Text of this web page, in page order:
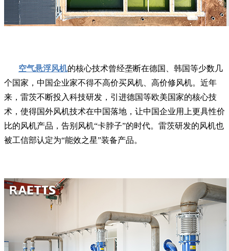
空气悬浮风机的核心技术曾经垄断在德国、韩国等少数几
个国家，中国企业家不得不高价买风机、高价修风机。近年
来，雷茨不断投入科技研发，引进德国等欧美国家的核心技
术，使得国外风机技术在中国落地，让中国企业用上更具性价
比的风机产品，告别风机“卡脖子”的时代。雷茨研发的风机也
被工信部认定为“能效之星”装备产品。